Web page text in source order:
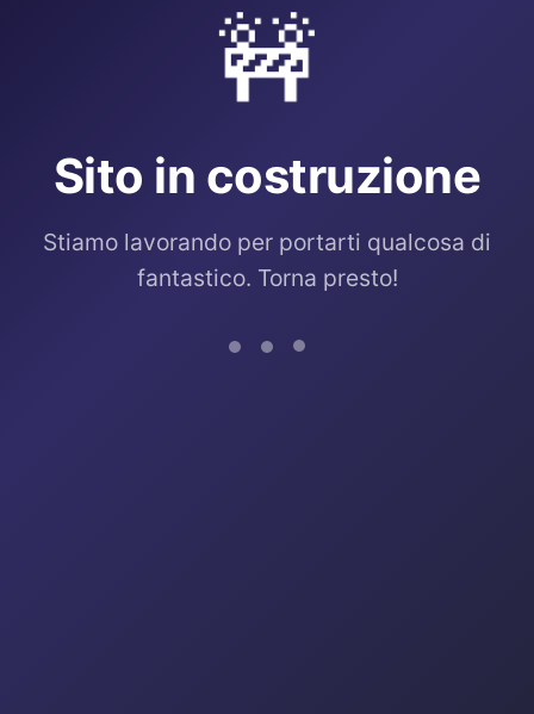
🚧
Sito in costruzione
Stiamo lavorando per portarti qualcosa di
fantastico. Torna presto!